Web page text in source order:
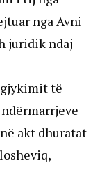
nga Avni
juridik ndaj
të
akt dhuratat